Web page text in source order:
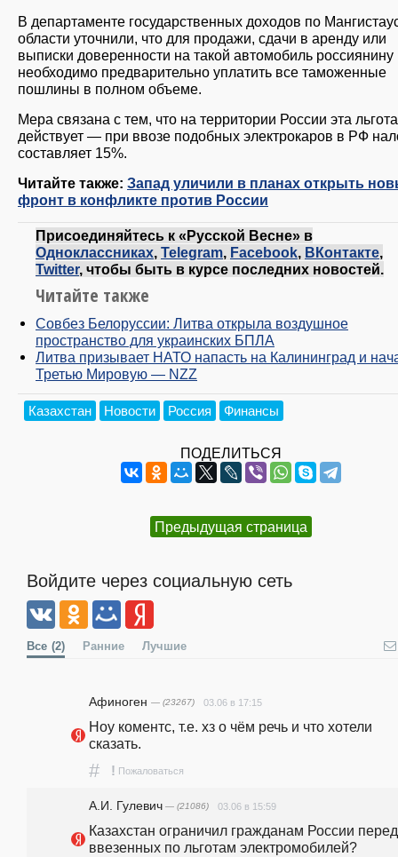
В департаменте государственных доходов по
области уточнили, что для продажи, сдачи в аренду или
выписки доверенности на такой автомобиль россиянину
необходимо предварительно уплатить все таможенные
пошлины в полном объеме.
Мера связана с тем, что на территории России эта
действует — при ввозе подобных электрокаров в РФ
составляет 15%.
Читайте также: Запад уличили в планах открыть
фронт в конфликте против России
Присоединяйтесь к «Русской Весне» в
Одноклассниках, Telegram, Facebook, ВКонтакте,
Twitter, чтобы быть в курсе последних новостей.
Читайте также
Совбез Белоруссии: Литва открыла воздушное
пространство для украинских БПЛА
Литва призывает НАТО напасть на Калининград и
Третью Мировую — NZZ
Казахстан Новости Россия Финансы
ПОДЕЛИТЬСЯ
Предыдущая страница
Войдите через социальную сеть
Все (2) Ранние Лучшие
Афиноген — (23267) 03.06 в 17:15
Ноу коментс, т.е. хз о чём речь и что хотели
сказать.
# ! Пожаловаться
А.И. Гулевич — (21086) 03.06 в 15:59
Казахстан ограничил гражданам России
ввезенных по льготам электромобилей?